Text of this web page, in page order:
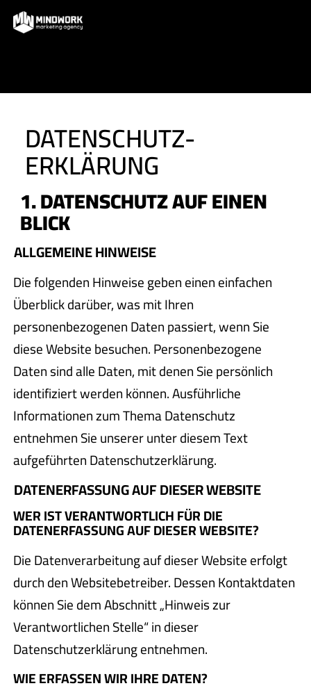
DATENSCHUTZ­
ERKLÄRUNG
1. DATENSCHUTZ AUF EINEN
BLICK
ALLGEMEINE HINWEISE
Die folgenden Hinweise geben einen einfachen
Überblick darüber, was mit Ihren
personenbezogenen Daten passiert, wenn Sie
diese Website besuchen. Personenbezogene
Daten sind alle Daten, mit denen Sie persönlich
identifiziert werden können. Ausführliche
Informationen zum Thema Datenschutz
entnehmen Sie unserer unter diesem Text
aufgeführten Datenschutzerklärung.
DATENERFASSUNG AUF DIESER WEBSITE
WER IST VERANTWORTLICH FÜR DIE
DATENERFASSUNG AUF DIESER WEBSITE?
Die Datenverarbeitung auf dieser Website erfolgt
durch den Websitebetreiber. Dessen Kontaktdaten
können Sie dem Abschnitt „Hinweis zur
Verantwortlichen Stelle“ in dieser
Datenschutzerklärung entnehmen.
WIE ERFASSEN WIR IHRE DATEN?